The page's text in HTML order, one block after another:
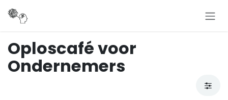
Oploscafé voor
Ondernemers